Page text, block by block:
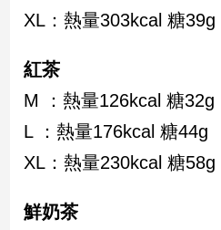
台
灣
觀
南
灣
觀
XL：熱量303kcal 糖39g
紅茶
M ：熱量126kcal 糖32g
L ：熱量176kcal 糖44g
XL：熱量230kcal 糖58g
鮮奶茶